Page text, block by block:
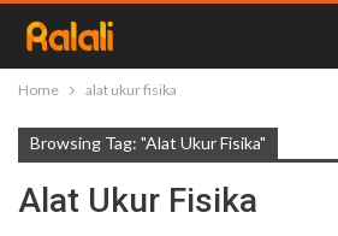
Home alat ukur fisika
Browsing Tag: "alat Ukur Fisika"
Alat Ukur Fisika